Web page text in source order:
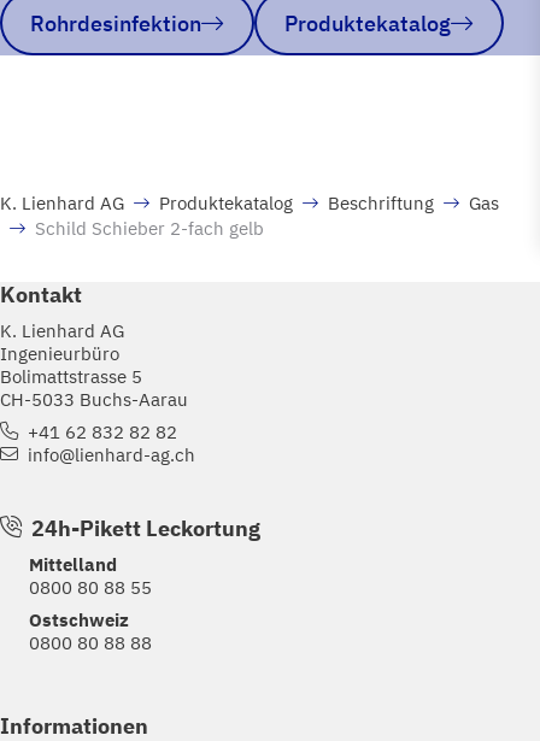
Rohrdesinfektion Produktekatalog
K. Lienhard AG Produktekatalog Beschriftung
Gas
Schild Schieber 2-fach gelb
Kontakt
K. Lienhard AG
Ingenieurbüro
Bolimattstrasse 5
CH-5033 Buchs-Aarau
+41 62 832 82 82
info@lienhard-ag.ch
24h-Pikett Leckortung
Mittelland
0800 80 88 55
Ostschweiz
0800 80 88 88
Informationen